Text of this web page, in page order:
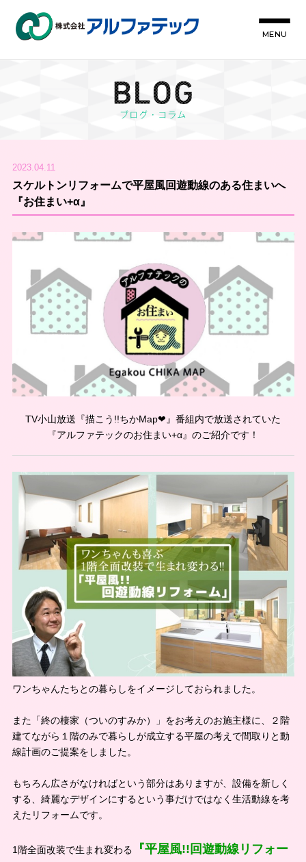
MENU
2023.04.11
スケルトンリフォームで平屋風回遊動線のある住まいへ
『お住まい+α』
TV小山放送『描こう!!ちかMap❤︎』番組内で放送されていた
『アルファテックのお住まい+α』のご紹介です！
ワンちゃんたちとの暮らしをイメージしておられました。
また「終の棲家（ついのすみか）」をお考えのお施主様に、２階
建てながら１階のみで暮らしが成立する平屋の考えで間取りと動
線計画のご提案をしました。
もちろん広さがなければという部分はありますが、設備を新しく
する、綺麗なデザインにするという事だけではなく生活動線を考
えたリフォームです。
1階全面改装で生まれ変わる
『平屋風!!回遊動線リフォー